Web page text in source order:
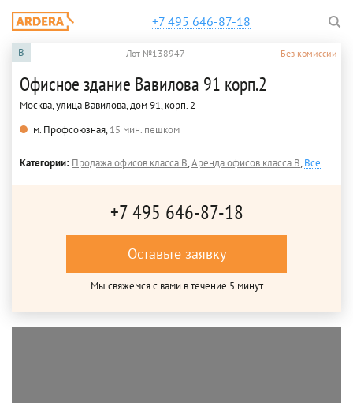
+7 495 646-87-18
B Лот №138947 Без комиссии
Офисное здание Вавилова 91 корп.2
Москва, улица Вавилова, дом 91, корп. 2
м. Профсоюзная,15 мин. пешком
Категории: Продажа офисов класса B,Аренда офисов класса B,Все
+7 495 646-87-18
Оставьте заявку
Мы свяжемся с вами в течение 5 минут